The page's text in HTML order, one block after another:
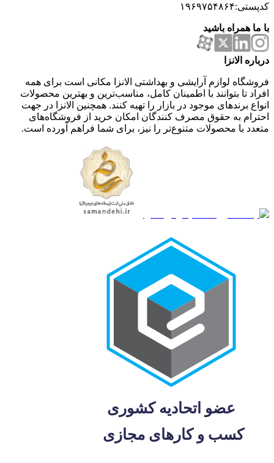
کدپستی:۱۹۶۹۷۵۴۸۶۴
با ما همراه باشید
درباره الانزا
فروشگاه لوازم آرایشی و بهداشتی الانزا مکانی است برای همه
افراد تا بتوانند با اطمینان کامل، مناسب‌ترین و بهترین محصولات
انواع برندهای موجود در بازار را تهیه کنند. همچنین الانزا در جهت
احترام به حقوق مصرف کنندگان امکان خرید از فروشگاه‌های
متعدد با محصولات متنوع‌تر را نیز، برای شما فراهم آورده است.